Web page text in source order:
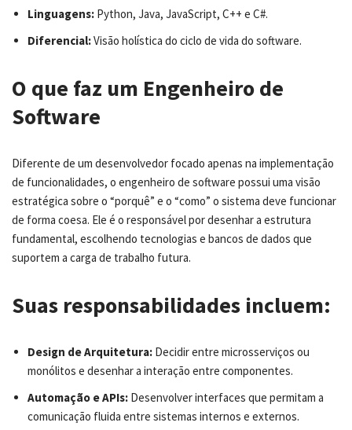
Linguagens: Python, Java, JavaScript, C++ e C#.
Diferencial:Visão holística do ciclo de vida do software.
O que faz um Engenheiro de
Software
Diferente de um desenvolvedor focado apenas na implementação
de funcionalidades, o engenheiro de software possui uma visão
estratégica sobre o “porquê” e o “como” o sistema deve funcionar
de forma coesa. Ele é o responsável por desenhar a estrutura
fundamental, escolhendo tecnologias e bancos de dados que
suportem a carga de trabalho futura.
Suas responsabilidades incluem:
Design de Arquitetura: Decidir entre microsserviços ou
monólitos e desenhar a interação entre componentes.
Automação e APIs: Desenvolver interfaces que permitam a
comunicação fluida entre sistemas internos e externos.